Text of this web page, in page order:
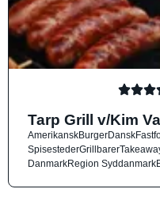
Tarp Grill v/Kim
AmerikanskBurgerDansk
SpisestederGrillbarer
DanmarkRegion Syddanmark